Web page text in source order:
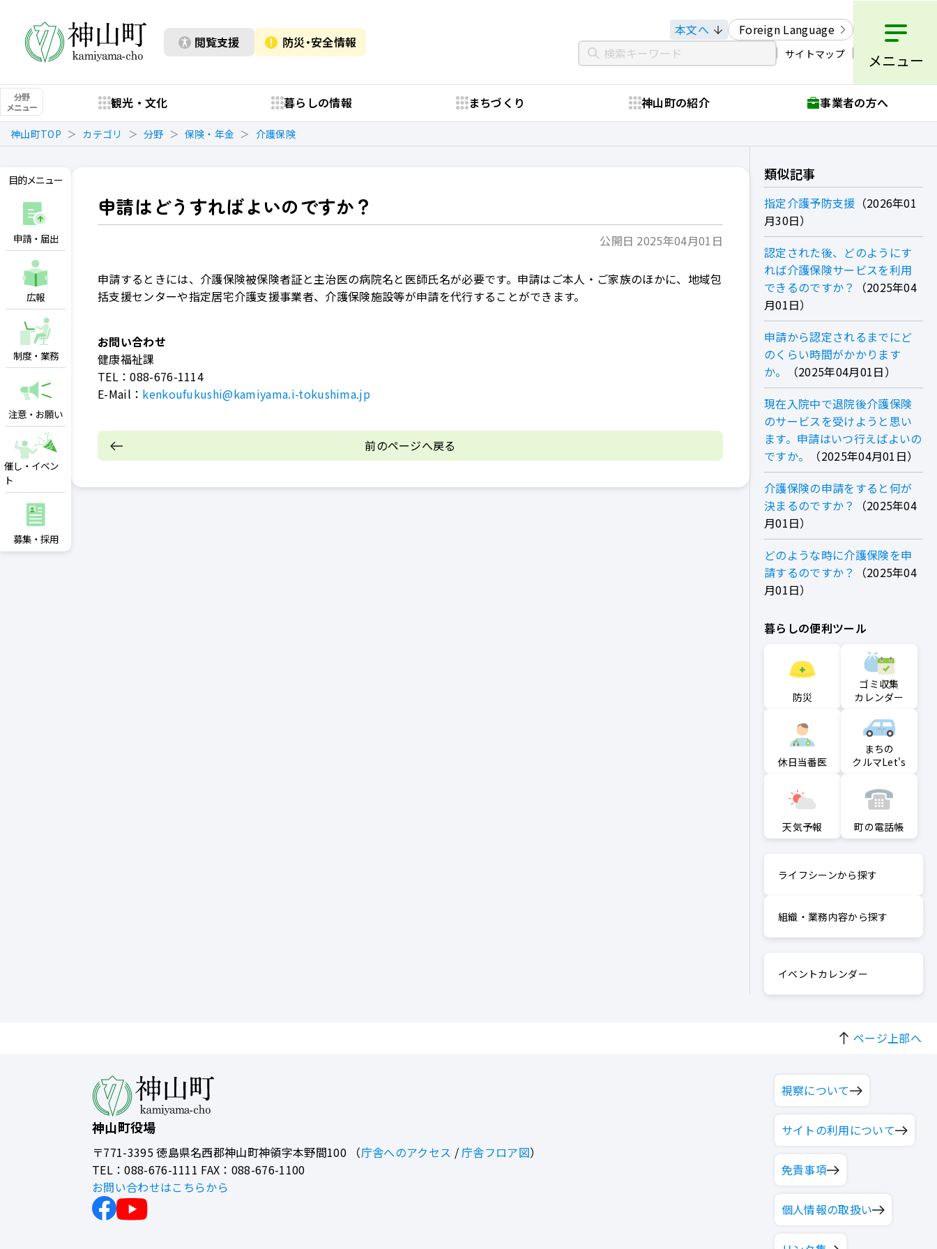
閲覧支援 防災・安全情報
本文へ Foreign Language
サイトマップ メニュー
分野
メニュー
観光・文化 暮らしの情報 まちづくり 神山町の紹介 事業者の方へ
神山町TOP カテゴリ 分野 保険・年金 介護保険
目的メニュー
申請・届出
広報
制度・業務
注意・お願い
催し・イベン
ト
募集・採用
申請はどうすればよいのですか？
公開日 2025年04月01日
申請するときには、介護保険被保険者証と主治医の病院名と医師氏名が必要です。申請はご本人・ご家族のほかに、地域包
括支援センターや指定居宅介護支援事業者、介護保険施設等が申請を代行することができます。
お問い合わせ
健康福祉課
TEL：088-676-1114
E-Mail： kenkoufukushi@kamiyama.i-tokushima.jp
前のページへ戻る
類似記事
指定介護予防支援
2026年01
月30日
認定された後、どのようにす
れば介護保険サービスを利用
できるのですか？
2025年04
月01日
申請から認定されるまでにど
のくらい時間がかかります
か。
2025年04月01日
現在入院中で退院後介護保険
のサービスを受けようと思い
ます。申請はいつ行えばよいの
ですか。
2025年04月01日
介護保険の申請をすると何が
決まるのですか？
2025年04
月01日
どのような時に介護保険を申
請するのですか？
2025年04
月01日
暮らしの便利ツール
防災
ゴミ収集
カレンダー
休日当番医
まちの
クルマLet's
天気予報 町の電話帳
ライフシーンから探す
組織・業務内容から探す
イベントカレンダー
ページ上部へ
神山町役場
〒771-3395徳島県名西郡神山町神領字本野間100 （庁舎へのアクセス /庁舎フロア図）
TEL：088-676-1111 FAX：088-676-1100
お問い合わせはこちらから
視察について
サイトの利用について
免責事項
個人情報の取扱い